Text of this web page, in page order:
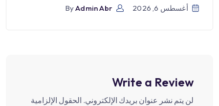
أغسطس 6, 2026 ByAdmin Abr
Write a Review
لن يتم نشر عنوان بريدك الإلكتروني. الحقول الإلزامية